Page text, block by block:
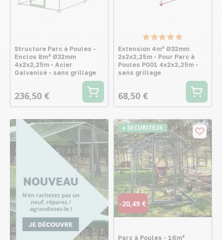
Structure Parc à Poules -
Enclos 8m² Ø32mm
4x2x2,25m - Acier
Galvanisé - sans grillage
236,50 €
Extension 4m² Ø32mm
2x2x2,25m - Pour Parc à
Poules P001 4x2x2,25m -
sans grillage
68,50 €
-20,49 €
♦ SECURITE26
Parc à Poules - 16m²